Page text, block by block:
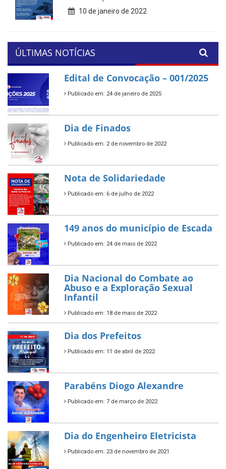
10 de janeiro de 2022
ÚLTIMAS NOTÍCIAS
Edital de Convocação – 001/2025
Publicado em: 24 de janeiro de 2025
Dia de Finados
Publicado em: 2 de novembro de 2022
Nota de Solidariedade
Publicado em: 6 de julho de 2022
149 anos do município de Escada
Publicado em: 24 de maio de 2022
Dia Nacional do Combate ao
Abuso e a Exploração Sexual
Infantil
Publicado em: 18 de maio de 2022
Dia dos Prefeitos
Publicado em: 11 de abril de 2022
Parabéns Diogo Alexandre
Publicado em: 7 de março de 2022
Dia do Engenheiro Eletricista
Publicado em: 23 de novembro de 2021